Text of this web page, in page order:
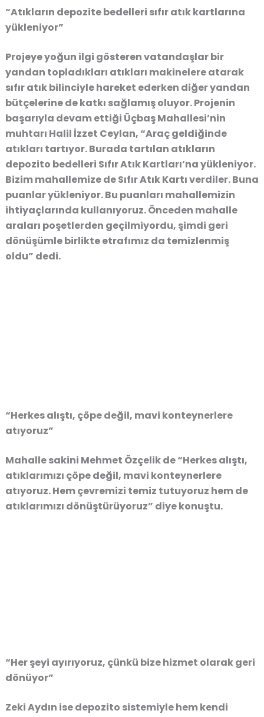
“Atıkların depozite bedelleri sıfır atık kartlarına
yükleniyor”
Projeye yoğun ilgi gösteren vatandaşlar bir
yandan topladıkları atıkları makinelere atarak
sıfır atık bilinciyle hareket ederken diğer yandan
bütçelerine de katkı sağlamış oluyor. Projenin
başarıyla devam ettiği Üçbaş Mahallesi’nin
muhtarı Halil İzzet Ceylan, “Araç geldiğinde
atıkları tartıyor. Burada tartılan atıkların
depozito bedelleri Sıfır Atık Kartları’na yükleniyor.
Bizim mahallemize de Sıfır Atık Kartı verdiler. Buna
puanlar yükleniyor. Bu puanları mahallemizin
ihtiyaçlarında kullanıyoruz. Önceden mahalle
araları poşetlerden geçilmiyordu, şimdi geri
dönüşümle birlikte etrafımız da temizlenmiş
oldu” dedi.
“Herkes alıştı, çöpe değil, mavi konteynerlere
atıyoruz”
Mahalle sakini Mehmet Özçelik de “Herkes alıştı,
atıklarımızı çöpe değil, mavi konteynerlere
atıyoruz. Hem çevremizi temiz tutuyoruz hem de
atıklarımızı dönüştürüyoruz” diye konuştu.
“Her şeyi ayırıyoruz, çünkü bize hizmet olarak geri
dönüyor”
Zeki Aydın ise depozito sistemiyle hem kendi